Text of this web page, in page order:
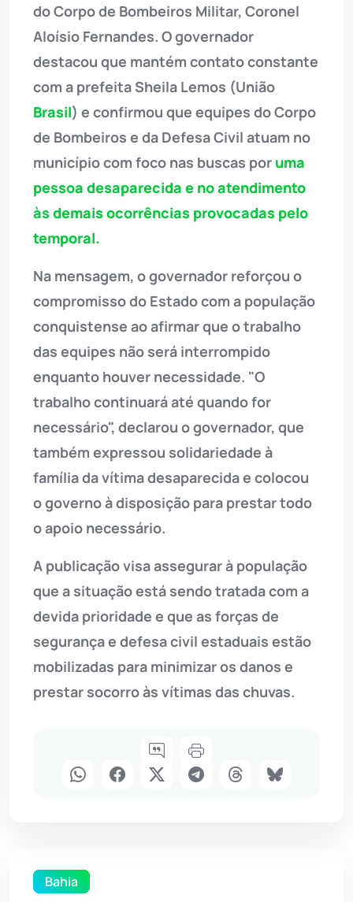
do Corpo de Bombeiros Militar, Coronel
Aloísio Fernandes. O governador
destacou que mantém contato constante
com a prefeita Sheila Lemos (União
Brasil) e confirmou que equipes do Corpo
de Bombeiros e da Defesa Civil atuam no
município com foco nas buscas por uma
pessoa desaparecida e no atendimento
às demais ocorrências provocadas pelo
temporal.
Na mensagem, o governador reforçou o
compromisso do Estado com a população
conquistense ao afirmar que o trabalho
das equipes não será interrompido
enquanto houver necessidade. "O
trabalho continuará até quando for
necessário", declarou o governador, que
também expressou solidariedade à
família da vítima desaparecida e colocou
o governo à disposição para prestar todo
o apoio necessário.
A publicação visa assegurar à população
que a situação está sendo tratada com a
devida prioridade e que as forças de
segurança e defesa civil estaduais estão
mobilizadas para minimizar os danos e
prestar socorro às vítimas das chuvas.
Bahia